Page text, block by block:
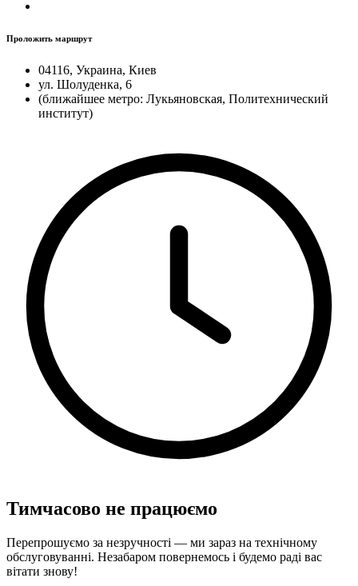
Проложить маршрут
04116, Украина, Киев
ул. Шолуденка, 6
(ближайшее метро: Лукьяновская, Политехнический
институт)
Тимчасово не працюємо
Перепрошуємо за незручності — ми зараз на технічному
обслуговуванні. Незабаром повернемось і будемо раді вас
вітати знову!